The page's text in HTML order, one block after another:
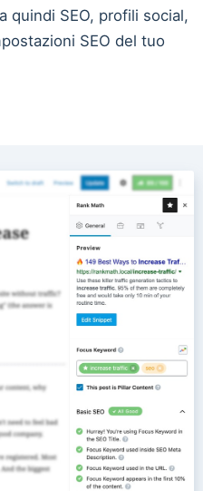
quindi SEO, profili social,
SEO del tuo